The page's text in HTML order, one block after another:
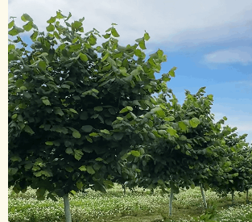
От характеристик земли зависит не
только возможность выращивания
культуры, но и стоимость закладки
сада, уровень рисков и экономическая
эффективность проекта.